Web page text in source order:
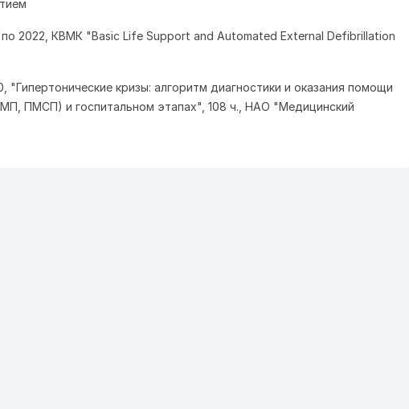
по 2022, КВМК "Basic Life Support and Automated External Defibrillation
"Гипертонические кризы: алгоритм диагностики и оказания помощи
ПМСП) и госпитальном этапах", 108 ч., НАО "Медицинский